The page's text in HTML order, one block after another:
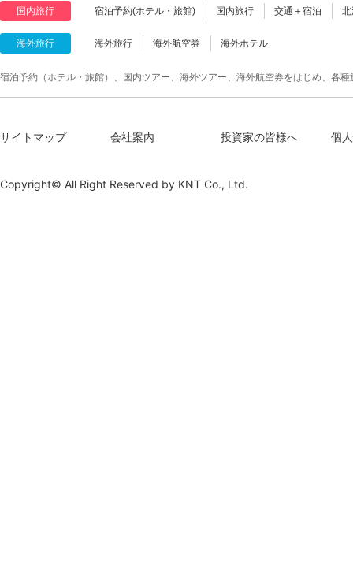
国内旅行 宿泊予約(ホテル・旅館) 国内旅行 交通＋宿泊
海外旅行 海外旅行 海外航空券 海外ホテル
宿泊予約（ホテル・旅館）、国内ツアー、海外ツアー、海外航空券をはじめ、各
サイトマップ 会社案内 投資家の皆様へ 個
Copyright© All Right Reserved by KNT Co., Ltd.